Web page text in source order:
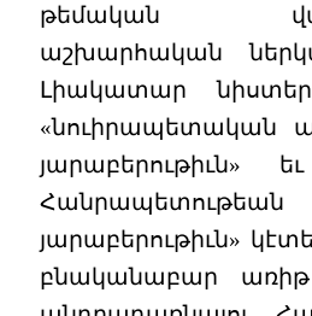
թեմական
աշխարհական
Լիակատար
«նուիրապետական
յարաբերութիւն»
յարաբերութիւն»
բնականաբար